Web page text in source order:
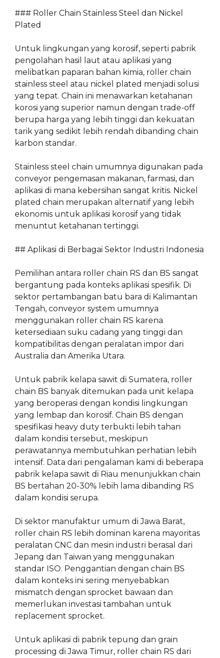
### Roller Chain Stainless Steel dan Nickel
Plated
Untuk lingkungan yang korosif, seperti pabrik
pengolahan hasil laut atau aplikasi yang
melibatkan paparan bahan kimia, roller chain
stainless steel atau nickel plated menjadi solusi
yang tepat. Chain ini menawarkan ketahanan
korosi yang superior namun dengan trade-off
berupa harga yang lebih tinggi dan kekuatan
tarik yang sedikit lebih rendah dibanding chain
karbon standar.
Stainless steel chain umumnya digunakan pada
conveyor pengemasan makanan, farmasi, dan
aplikasi di mana kebersihan sangat kritis. Nickel
plated chain merupakan alternatif yang lebih
ekonomis untuk aplikasi korosif yang tidak
menuntut ketahanan tertinggi.
## Aplikasi di Berbagai Sektor Industri Indonesia
Pemilihan antara roller chain RS dan BS sangat
bergantung pada konteks aplikasi spesifik. Di
sektor pertambangan batu bara di Kalimantan
Tengah, conveyor system umumnya
menggunakan roller chain RS karena
ketersediaan suku cadang yang tinggi dan
kompatibilitas dengan peralatan impor dari
Australia dan Amerika Utara.
Untuk pabrik kelapa sawit di Sumatera, roller
chain BS banyak ditemukan pada unit kelapa
yang beroperasi dengan kondisi lingkungan
yang lembap dan korosif. Chain BS dengan
spesifikasi heavy duty terbukti lebih tahan
dalam kondisi tersebut, meskipun
perawatannya membutuhkan perhatian lebih
intensif. Data dari pengalaman kami di beberapa
pabrik kelapa sawit di Riau menunjukkan chain
BS bertahan 20-30% lebih lama dibanding RS
dalam kondisi serupa.
Di sektor manufaktur umum di Jawa Barat,
roller chain RS lebih dominan karena mayoritas
peralatan CNC dan mesin industri berasal dari
Jepang dan Taiwan yang menggunakan
standar ISO. Penggantian dengan chain BS
dalam konteks ini sering menyebabkan
mismatch dengan sprocket bawaan dan
memerlukan investasi tambahan untuk
replacement sprocket.
Untuk aplikasi di pabrik tepung dan grain
processing di Jawa Timur, roller chain RS dari